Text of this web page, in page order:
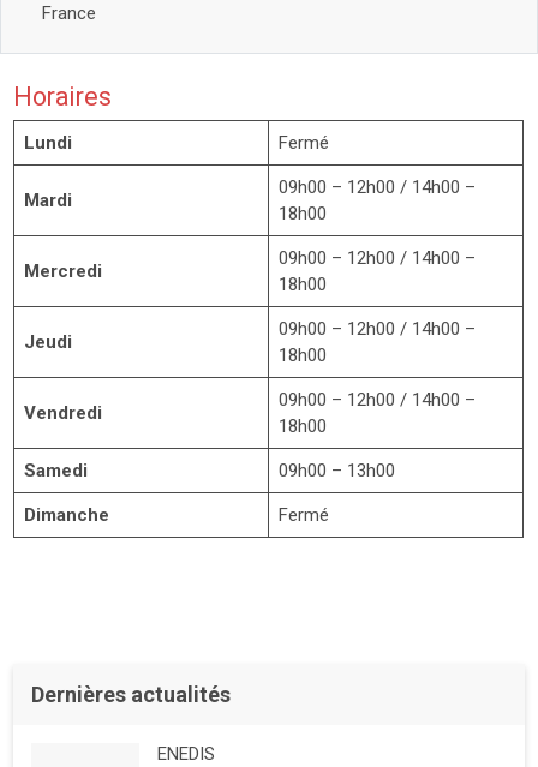
France
Horaires
Lundi Fermé
Mardi
09h00 – 12h00 / 14h00 –
18h00
Mercredi
09h00 – 12h00 / 14h00 –
18h00
Jeudi
09h00 – 12h00 / 14h00 –
18h00
Vendredi
09h00 – 12h00 / 14h00 –
18h00
Samedi 09h00 – 13h00
Dimanche Fermé
Dernières actualités
ENEDIS